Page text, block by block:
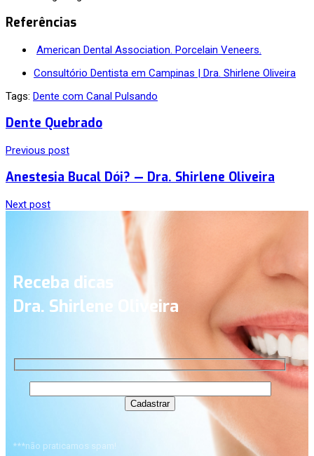
Referências
American Dental Association. Porcelain Veneers.
Consultório Dentista em Campinas | Dra. Shirlene Oliveira
Tags: Dente com Canal Pulsando
Dente Quebrado
Previous post
Anestesia Bucal Dói? — Dra. Shirlene Oliveira
Next post
Receba dicas
Dra. Shirlene Oliveira
***não praticamos spam!